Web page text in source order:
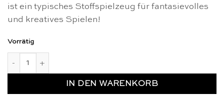
ist ein typisches Stoffspielzeug für fantasievolles
und kreatives Spielen!
Vorrätig
IN DEN WARENKORB